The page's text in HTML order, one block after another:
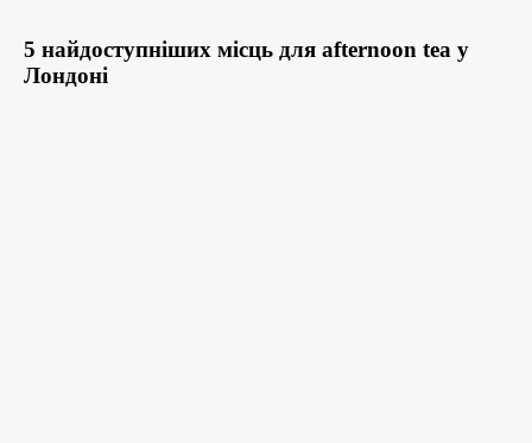
5 найдоступніших місць для afternoon tea у
Лондоні